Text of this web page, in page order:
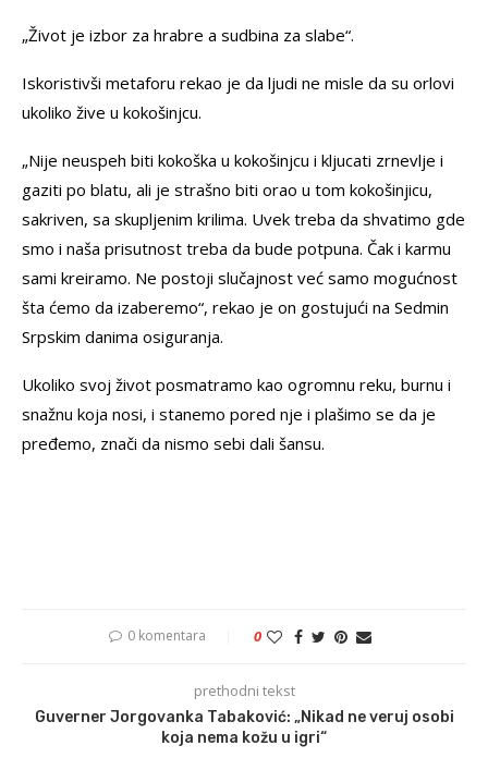
„Život je izbor za hrabre a sudbina za slabe“.
Iskoristivši metaforu rekao je da ljudi ne misle da su orlovi
ukoliko žive u kokošinjcu.
„Nije neuspeh biti kokoška u kokošinjcu i kljucati zrnevlje i
gaziti po blatu, ali je strašno biti orao u tom kokošinjicu,
sakriven, sa skupljenim krilima. Uvek treba da shvatimo gde
smo i naša prisutnost treba da bude potpuna. Čak i karmu
sami kreiramo. Ne postoji slučajnost već samo mogućnost
šta ćemo da izaberemo“, rekao je on gostujući na Sedmin
Srpskim danima osiguranja.
Ukoliko svoj život posmatramo kao ogromnu reku, burnu i
snažnu koja nosi, i stanemo pored nje i plašimo se da je
pređemo, znači da nismo sebi dali šansu.
0 komentara 0
prethodni tekst
Guverner Jorgovanka Tabaković: „Nikad ne veruj osobi
koja nema kožu u igri“